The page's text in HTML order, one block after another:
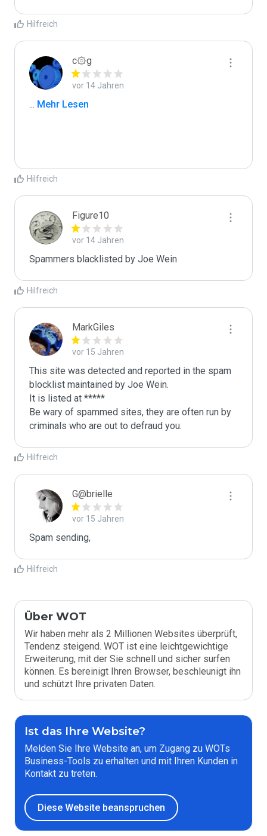
Hilfreich
c۞g
vor 14 Jahren
... Mehr Lesen
Hilfreich
Figure10
vor 14 Jahren
Spammers blacklisted by Joe Wein
Hilfreich
MarkGiles
vor 15 Jahren
This site was detected and reported in the spam
blocklist maintained by Joe Wein.
It is listed at *****
Be wary of spammed sites, they are often run by
criminals who are out to defraud you.
Hilfreich
G@brielle
vor 15 Jahren
Spam sending,
Hilfreich
Über WOT
Wir haben mehr als 2 Millionen Websites überprüft,
Tendenz steigend. WOT ist eine leichtgewichtige
Erweiterung, mit der Sie schnell und sicher surfen
können. Es bereinigt Ihren Browser, beschleunigt ihn
und schützt Ihre privaten Daten.
Ist das Ihre Website?
Melden Sie Ihre Website an, um Zugang zu WOTs
Business-Tools zu erhalten und mit Ihren Kunden in
Kontakt zu treten.
Diese Website beanspruchen